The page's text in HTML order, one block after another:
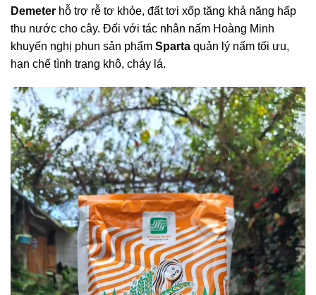
Demeter hỗ trợ rễ tơ khỏe, đất tơi xốp tăng khả năng hấp
thu nước cho cây. Đối với tác nhân nấm Hoàng Minh
khuyến nghị phun sản phẩm Sparta quản lý nấm tối ưu,
hạn chế tình trạng khô, cháy lá.